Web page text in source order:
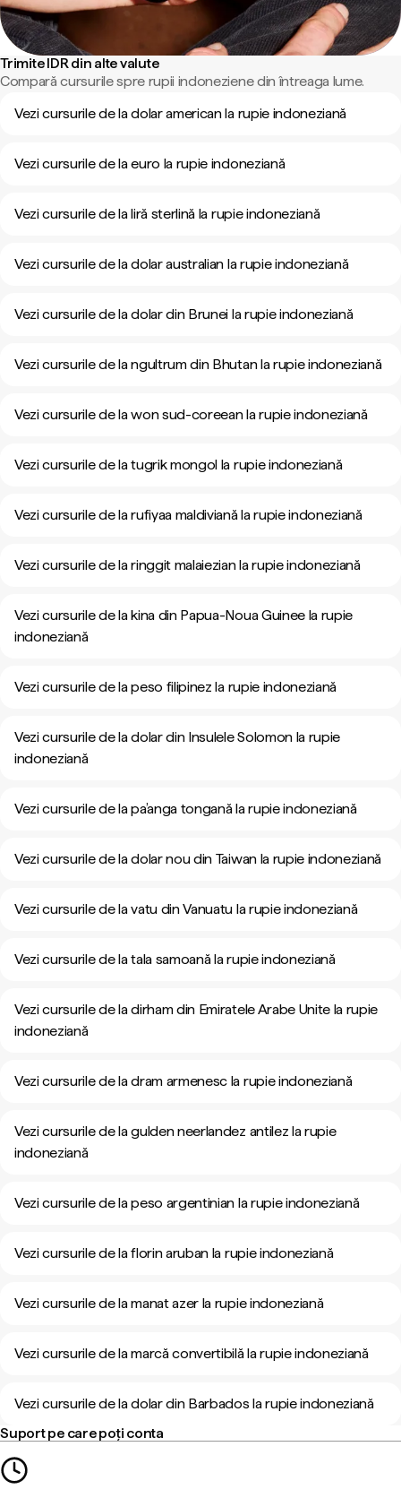
Trimite IDR din alte valute
Compară cursurile spre rupii indoneziene din întreaga lume.
Vezi cursurile de la dolar american la rupie indoneziană
Vezi cursurile de la euro la rupie indoneziană
Vezi cursurile de la liră sterlină la rupie indoneziană
Vezi cursurile de la dolar australian la rupie indoneziană
Vezi cursurile de la dolar din Brunei la rupie indoneziană
Vezi cursurile de la ngultrum din Bhutan la rupie indoneziană
Vezi cursurile de la won sud-coreean la rupie indoneziană
Vezi cursurile de la tugrik mongol la rupie indoneziană
Vezi cursurile de la rufiyaa maldiviană la rupie indoneziană
Vezi cursurile de la ringgit malaiezian la rupie indoneziană
Vezi cursurile de la kina din Papua-Noua Guinee la rupie
indoneziană
Vezi cursurile de la peso filipinez la rupie indoneziană
Vezi cursurile de la dolar din Insulele Solomon la rupie
indoneziană
Vezi cursurile de la pa’anga tongană la rupie indoneziană
Vezi cursurile de la dolar nou din Taiwan la rupie indoneziană
Vezi cursurile de la vatu din Vanuatu la rupie indoneziană
Vezi cursurile de la tala samoană la rupie indoneziană
Vezi cursurile de la dirham din Emiratele Arabe Unite la rupie
indoneziană
Vezi cursurile de la dram armenesc la rupie indoneziană
Vezi cursurile de la gulden neerlandez antilez la rupie
indoneziană
Vezi cursurile de la peso argentinian la rupie indoneziană
Vezi cursurile de la florin aruban la rupie indoneziană
Vezi cursurile de la manat azer la rupie indoneziană
Vezi cursurile de la marcă convertibilă la rupie indoneziană
Vezi cursurile de la dolar din Barbados la rupie indoneziană
Suport pe care poți conta